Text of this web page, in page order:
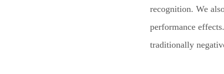
recognition. We
performance
traditionally